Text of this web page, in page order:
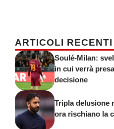
ARTICOLI RECENTI
Soulé-Milan:
in cui verrà
decisione
Tripla delusione
ora rischiano la